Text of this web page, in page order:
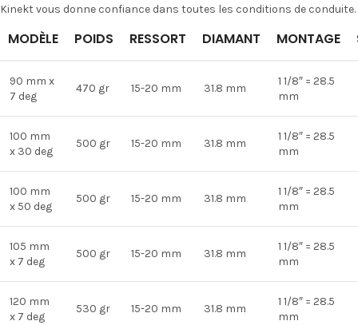
Kinekt vous donne confiance dans toutes les conditions de conduite.
MODÈLE POIDS RESSORT DIAMANT MONTAGE
90 mm x
7 deg
470 gr 15-20 mm 31.8 mm
1 1/8″ = 28.5
mm
100 mm
x 30 deg
500 gr 15-20 mm 31.8 mm
1 1/8″ = 28.5
mm
100 mm
x 50 deg
500 gr 15-20 mm 31.8 mm
1 1/8″ = 28.5
mm
105 mm
x 7 deg
500 gr 15-20 mm 31.8 mm
1 1/8″ = 28.5
mm
120 mm
x 7 deg
530 gr 15-20 mm 31.8 mm
1 1/8″ = 28.5
mm